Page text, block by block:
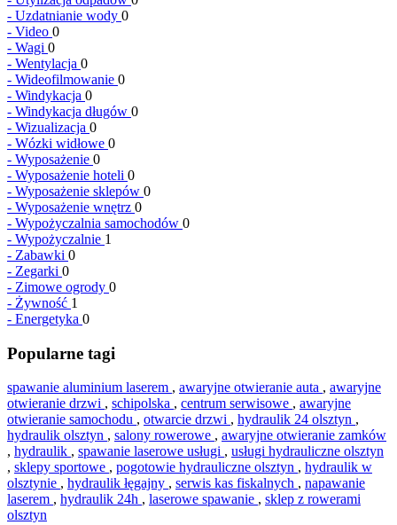
- Uzdatnianie wody 0
- Video 0
- Wagi 0
- Wentylacja 0
- Wideofilmowanie 0
- Windykacja 0
- Windykacja długów 0
- Wizualizacja 0
- Wózki widłowe 0
- Wyposażenie 0
- Wyposażenie hoteli 0
- Wyposażenie sklepów 0
- Wyposażenie wnętrz 0
- Wypożyczalnia samochodów 0
- Wypożyczalnie 1
- Zabawki 0
- Zegarki 0
- Zimowe ogrody 0
- Żywność 1
- Energetyka 0
Popularne tagi
spawanie aluminium laserem , awaryjne otwieranie auta , awaryjne
otwieranie drzwi , schipolska , centrum serwisowe , awaryjne
otwieranie samochodu , otwarcie drzwi , hydraulik 24 olsztyn ,
hydraulik olsztyn , salony rowerowe , awaryjne otwieranie zamków
, hydraulik , spawanie laserowe usługi , usługi hydrauliczne olsztyn
, sklepy sportowe , pogotowie hydrauliczne olsztyn , hydraulik w
olsztynie , hydraulik łęgajny , serwis kas fiskalnych , napawanie
laserem , hydraulik 24h , laserowe spawanie , sklep z rowerami
olsztyn